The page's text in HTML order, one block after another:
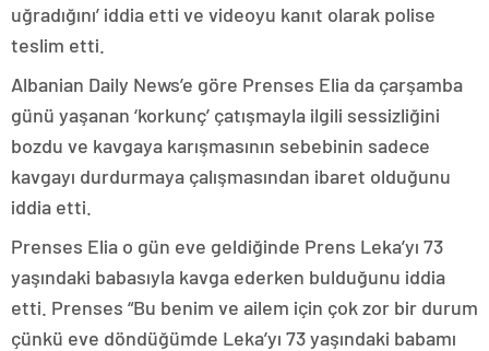
uğradığını’ iddia etti ve videoyu kanıt olarak polise
teslim etti.
Albanian Daily News’e göre Prenses Elia da çarşamba
günü yaşanan ‘korkunç’ çatışmayla ilgili sessizliğini
bozdu ve kavgaya karışmasının sebebinin sadece
kavgayı durdurmaya çalışmasından ibaret olduğunu
iddia etti.
Prenses Elia o gün eve geldiğinde Prens Leka’yı 73
yaşındaki babasıyla kavga ederken bulduğunu iddia
etti. Prenses “Bu benim ve ailem için çok zor bir durum
çünkü eve döndüğümde Leka’yı 73 yaşındaki babamı